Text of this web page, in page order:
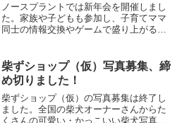
ノースプラントでは新年会を開催しまし
た。家族や子どもも参加し、子育てママ
同士の情報交換やゲームで盛り上がる和
柴ずショップ（仮）写真募集、締
め切りました！
柴ずショップ（仮）の写真募集は終了し
ました。全国の柴犬オーナーさんからた
くさんの可愛い・かっこいい柴犬写真が